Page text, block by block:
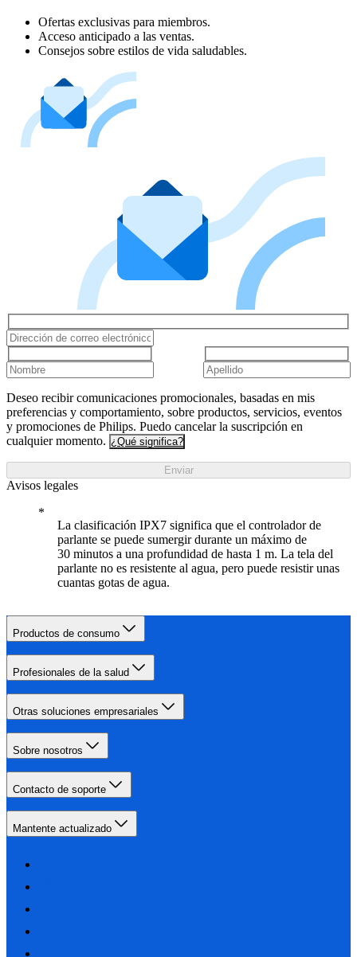
Ofertas exclusivas para miembros.
Acceso anticipado a las ventas.
Consejos sobre estilos de vida saludables.
Deseo recibir comunicaciones promocionales, basadas en mis
preferencias y comportamiento, sobre productos, servicios, eventos
y promociones de Philips. Puedo cancelar la suscripción en
cualquier momento. ¿Qué significa?
Enviar
Avisos legales
La clasificación IPX7 significa que el controlador de
parlante se puede sumergir durante un máximo de
30 minutos a una profundidad de hasta 1 m. La tela del
parlante no es resistente al agua, pero puede resistir unas
cuantas gotas de agua.
Productos de consumo
Profesionales de la salud
Otras soluciones empresariales
Sobre nosotros
Contacto de soporte
Mantente actualizado